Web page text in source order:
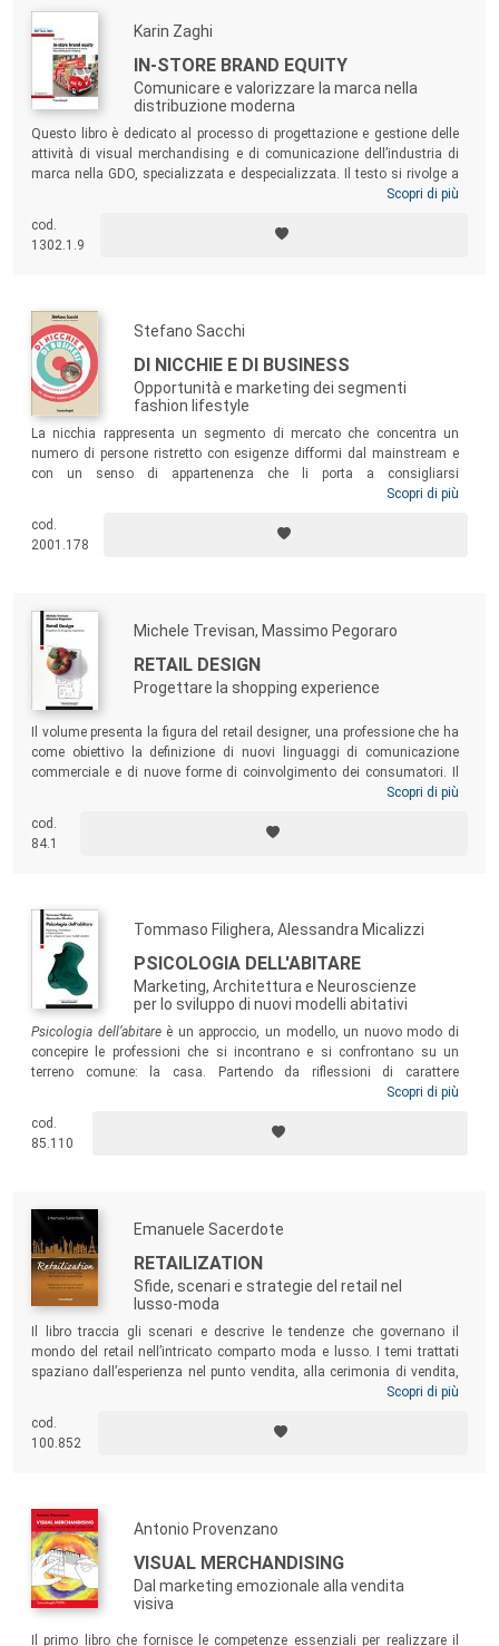
Karin Zaghi
IN-STORE BRAND EQUITY
Comunicare e valorizzare la marca nella
distribuzione moderna
Questo libro è dedicato al processo di progettazione e gestione delle
attività di visual merchandising e di comunicazione dell’industria di
marca nella GDO, specializzata e despecializzata. Il testo si rivolge a
chi si occupa della comunicazione del punto vendita e nel punto
operatori della distribuzione e dell’industria, alle agenzie, ai produttori
di materiali POP e agli studenti universitari e di master.
Scopri di più
cod.
1302.1.9
Stefano Sacchi
DI NICCHIE E DI BUSINESS
Opportunità e marketing dei segmenti
fashion lifestyle
La nicchia rappresenta un segmento di mercato che concentra un
numero di persone ristretto con esigenze difformi dal mainstream e
con un senso di appartenenza che li porta a consigliarsi
vicendevolmente sulla base di rispettive esperienze e competenze
strategico di molti brand. Partendo dalla definizione di nicchia, questo
libro ne considera gli aspetti economici, di marketing ed evolutivi.
Scopri di più
cod.
2001.178
Michele Trevisan, Massimo Pegoraro
RETAIL DESIGN
Progettare la shopping experience
Il volume presenta la figura del retail designer, una professione che ha
come obiettivo la definizione di nuovi linguaggi di comunicazione
commerciale e di nuove forme di coinvolgimento dei consumatori. Il
libro presenta: uno spaccato sulla conoscenza del mercato
culturali); le regole fondamentali per una corretta progettazione degli
spazi retail; l’analisi di due categorie di spazi retail: un retail store
Scopri di più
cod.
84.1
Tommaso Filighera, Alessandra Micalizzi
PSICOLOGIA DELL'ABITARE
Marketing, Architettura e Neuroscienze
per lo sviluppo di nuovi modelli abitativi
Psicologia dell’abitareè un approccio, un modello, un nuovo modo di
concepire le professioni che si incontrano e si confrontano su un
terreno comune: la casa. Partendo da riflessioni di carattere
sociologico e antropologico e ampliando il campo teorico originario
convergere questi saperi verso lo sviluppo di modelli abitativi,
nell’ottica di definire un’area della psicologia propria dell’abitare.
Scopri di più
cod.
85.110
Emanuele Sacerdote
RETAILIZATION
Sfide, scenari e strategie del retail nel
lusso-moda
Il libro traccia gli scenari e descrive le tendenze che governano il
mondo del retail nell’intricato comparto moda e lusso. I temi trattati
spaziano dall’esperienza nel punto vendita, alla cerimonia di vendita,
alla multicanalità e all’omnichannel, al CRM e al clienteling,
performance e alla gestione del personale. Un testo di riferimento per
operatori ed esperti dell’ambito retail e per tutti coloro che vogliano
Scopri di più
cod.
100.852
Antonio Provenzano
VISUAL MERCHANDISING
Dal marketing emozionale alla vendita
visiva
Il primo libro che fornisce le competenze essenziali per realizzare il